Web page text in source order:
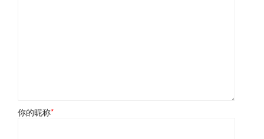
你的昵称*